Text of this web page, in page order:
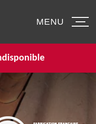
MENU